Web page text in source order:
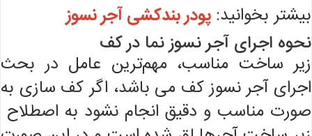
بیشتر بخوانید: پودر بندکشی آجر نسوز
نحوه اجرای آجر نسوز نما در کف
زیر ساخت مناسب، مهم‌ترین عامل در بحث
اجرای آجر نسوز کف می باشد، اگر کف سازی به
صورت مناسب و دقیق انجام نشود به اصطلاح